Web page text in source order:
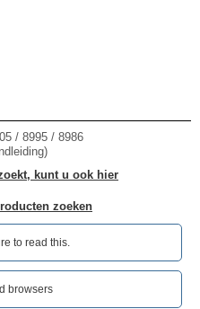
/ 8995 / 8986
kunt u ook hier
zoeken
to read this.‎
browsers